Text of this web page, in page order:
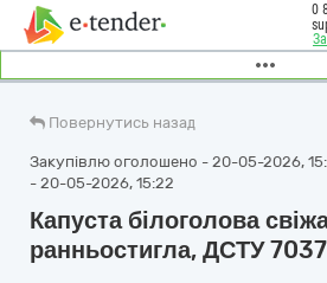
0
Повернутись назад
Закупівлю оголошено - 20-05-2026,
- 20-05-2026, 15:22
Капуста білоголова
ранньостигла, ДСТУ 7037